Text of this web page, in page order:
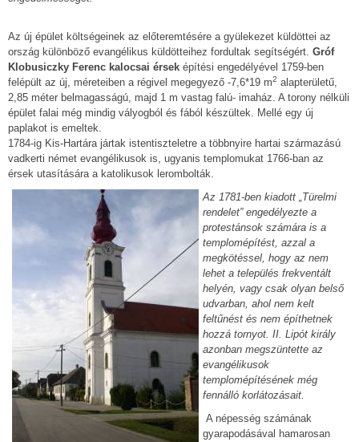
Az új épület költségeinek az előteremtésére a gyülekezet küldöttei az
ország különböző evangélikus küldötteihez fordultak segítségért. Gróf
Klobusiczky Ferenc kalocsai érsek építési engedélyével 1759-ben
felépült az új, méreteiben a régivel megegyező -7,6*19 m2 alapterületű,
2,85 méter belmagasságú, majd 1 m vastag falú- imaház. A torony nélküli
épület falai még mindig vályogból és fából készültek. Mellé egy új
paplakot is emeltek.
1784-ig Kis-Hartára jártak istentiszteletre a többnyire hartai származású
vadkerti német evangélikusok is, ugyanis templomukat 1766-ban az
érsek utasítására a katolikusok lerombolták.
Az 1781-ben kiadott „Türelmi
rendelet” engedélyezte a
protestánsok számára is a
templomépítést, azzal a
megkötéssel, hogy az nem
lehet a település frekventált
helyén, vagy csak olyan belső
udvarban, ahol nem kelt
feltűnést és nem építhetnek
hozzá tornyot. II. Lipót király
azonban megszüntette az
evangélikusok
templomépítésének még
fennálló korlátozásait.
A népesség számának
gyarapodásával hamarosan